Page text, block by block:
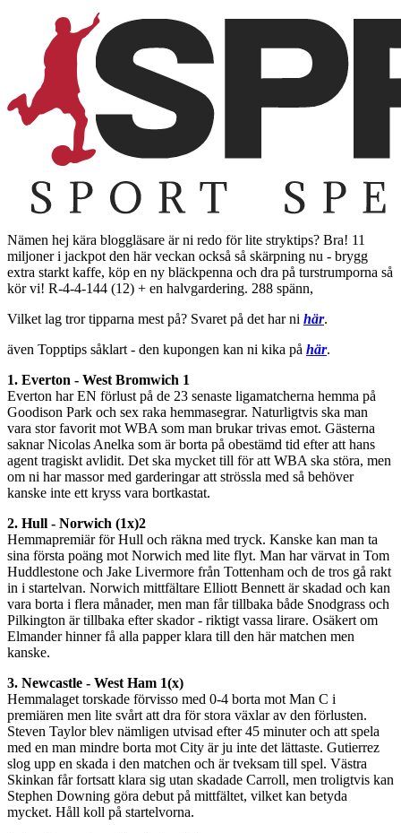
Nämen hej kära bloggläsare är ni redo för lite stryktips? Bra! 11
miljoner i jackpot den här veckan också så skärpning nu - brygg
extra starkt kaffe, köp en ny bläckpenna och dra på turstrumporna så
kör vi! R-4-4-144 (12) + en halvgardering. 288 spänn,
Vilket lag tror tipparna mest på? Svaret på det har ni här.
även Topptips såklart - den kupongen kan ni kika på här.
1. Everton - West Bromwich 1
Everton har EN förlust på de 23 senaste ligamatcherna hemma på
Goodison Park och sex raka hemmasegrar. Naturligtvis ska man
vara stor favorit mot WBA som man brukar trivas emot. Gästerna
saknar Nicolas Anelka som är borta på obestämd tid efter att hans
agent tragiskt avlidit. Det ska mycket till för att WBA ska störa, men
om ni har massor med garderingar att strössla med så behöver
kanske inte ett kryss vara bortkastat.
2. Hull - Norwich (1x)2
Hemmapremiär för Hull och räkna med tryck. Kanske kan man ta
sina första poäng mot Norwich med lite flyt. Man har värvat in Tom
Huddlestone och Jake Livermore från Tottenham och de tros gå rakt
in i startelvan. Norwich mittfältare Elliott Bennett är skadad och kan
vara borta i flera månader, men man får tillbaka både Snodgrass och
Pilkington är tillbaka efter skador - riktigt vassa lirare. Osäkert om
Elmander hinner få alla papper klara till den här matchen men
kanske.
3. Newcastle - West Ham 1(x)
Hemmalaget torskade förvisso med 0-4 borta mot Man C i
premiären men lite svårt att dra för stora växlar av den förlusten.
Steven Taylor blev nämligen utvisad efter 45 minuter och att spela
med en man mindre borta mot City är ju inte det lättaste. Gutierrez
slog upp en skada i den matchen och är tveksam till spel. Västra
Skinkan får fortsatt klara sig utan skadade Carroll, men troligtvis kan
Stephen Downing göra debut på mittfältet, vilket kan betyda
mycket. Håll koll på startelvorna.